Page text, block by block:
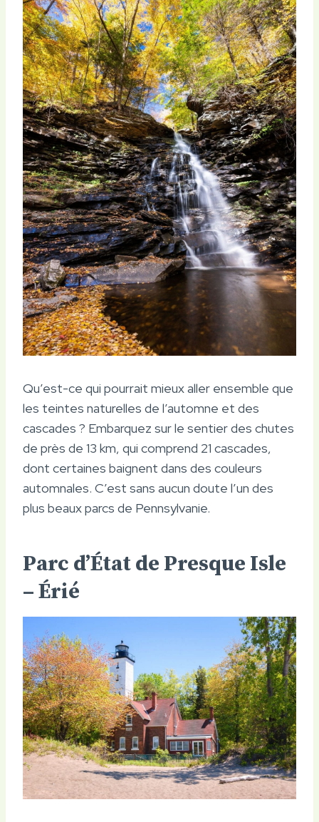
Qu’est-ce qui pourrait mieux aller ensemble que
les teintes naturelles de l’automne et des
cascades ? Embarquez sur le sentier des chutes
de près de 13 km, qui comprend 21 cascades,
dont certaines baignent dans des couleurs
automnales. C’est sans aucun doute l’un des
plus beaux parcs de Pennsylvanie.
Parc d’État de Presque Isle
– Érié